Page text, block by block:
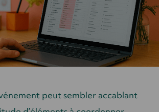
peut sembler accablant